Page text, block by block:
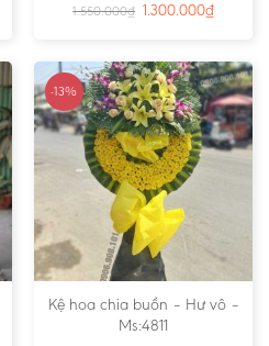
1.550.000₫ 1.300.000₫
-13%
Kệ hoa chia buồn – Hư vô –
Ms:4811